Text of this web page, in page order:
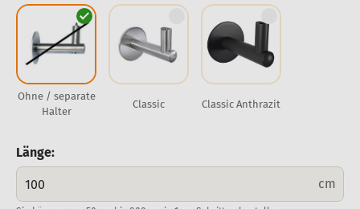
Ohne / separate
Halter
Classic Classic Anthrazit
Länge:
cm